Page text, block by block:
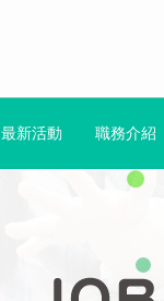
最新活動 職務介紹